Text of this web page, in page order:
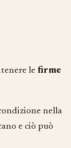
le firme
nella
e ciò può